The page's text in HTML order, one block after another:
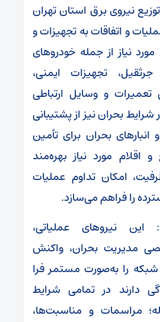
نیروی برق استان تهران
و اتفاقات به تجهیزات و
نیاز از جمله خودروهای
جرثقیل، تجهیزات ایمنی،
تعمیرات و وسایل ارتباطی
بحران نیز از پشتیبانی
بحران برای تأمین
اقلام مورد نیاز بهره‌مند
امکان تداوم عملیات
را فراهم می‌سازد.
نیروهای عملیاتی،
مدیریت بحران، واکنش
را به‌صورت مستمر فرا
دارند در تمامی شرایط
مراسمات و مناسبت‌ها،